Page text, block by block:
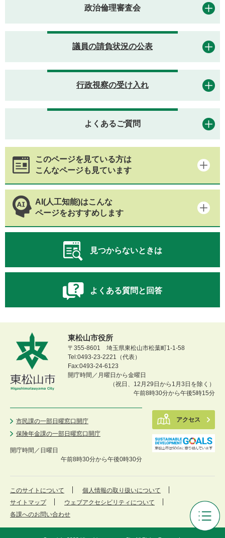
東
政治倫理審査会
議員の請負状況の公表
行政視察の受け入れ
よくあるご質問
このページを見ている方は
こんなページも見ています
AI(人工知能)はこんな
ページをおすすめします
見つからないときは
よくある質問と回答
東松山市役所
〒355-8601 埼玉県東松山市松葉町1-1-58
Tel:0493-23-2221（代表）
Fax:0493-24-6123
開庁時間／月曜日から金曜日
（祝日、12月29日から1月3日を除く）
午前8時30分から午後5時15分
市民課の一部日曜窓口開庁
保険年金課の一部日曜窓口開庁
開庁時間／ 日曜日
午前8時30分から午後0時30分
アクセス
このサイトについて
個人情報の取り扱いについて
サイトマップ
ウェブアクセシビリティについて
各課へのお問い合わせ